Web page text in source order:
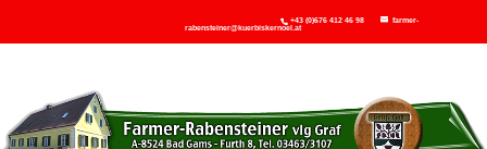
+43 (0)676 412 46 98
farmer-
rabensteiner@kuerbiskernoel.at